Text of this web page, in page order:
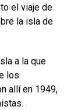
el viaje de
la isla de
a la que
los
allí en 1949,